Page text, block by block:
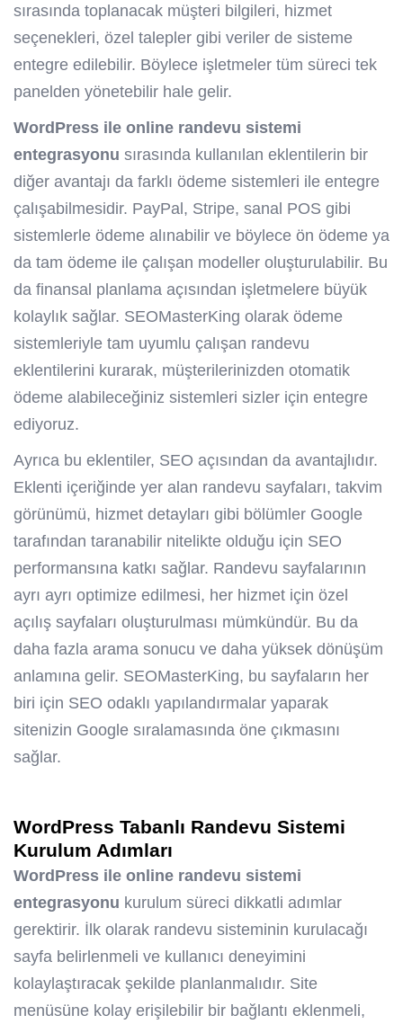
sırasında toplanacak müşteri bilgileri, hizmet
seçenekleri, özel talepler gibi veriler de sisteme
entegre edilebilir. Böylece işletmeler tüm süreci tek
panelden yönetebilir hale gelir.
WordPress ile online randevu sistemi
entegrasyonu sırasında kullanılan eklentilerin bir
diğer avantajı da farklı ödeme sistemleri ile entegre
çalışabilmesidir. PayPal, Stripe, sanal POS gibi
sistemlerle ödeme alınabilir ve böylece ön ödeme ya
da tam ödeme ile çalışan modeller oluşturulabilir. Bu
da finansal planlama açısından işletmelere büyük
kolaylık sağlar. SEOMasterKing olarak ödeme
sistemleriyle tam uyumlu çalışan randevu
eklentilerini kurarak, müşterilerinizden otomatik
ödeme alabileceğiniz sistemleri sizler için entegre
ediyoruz.
Ayrıca bu eklentiler, SEO açısından da avantajlıdır.
Eklenti içeriğinde yer alan randevu sayfaları, takvim
görünümü, hizmet detayları gibi bölümler Google
tarafından taranabilir nitelikte olduğu için SEO
performansına katkı sağlar. Randevu sayfalarının
ayrı ayrı optimize edilmesi, her hizmet için özel
açılış sayfaları oluşturulması mümkündür. Bu da
daha fazla arama sonucu ve daha yüksek dönüşüm
anlamına gelir. SEOMasterKing, bu sayfaların her
biri için SEO odaklı yapılandırmalar yaparak
sitenizin Google sıralamasında öne çıkmasını
sağlar.
WordPress Tabanlı Randevu Sistemi
Kurulum Adımları
WordPress ile online randevu sistemi
entegrasyonu kurulum süreci dikkatli adımlar
gerektirir. İlk olarak randevu sisteminin kurulacağı
sayfa belirlenmeli ve kullanıcı deneyimini
kolaylaştıracak şekilde planlanmalıdır. Site
menüsüne kolay erişilebilir bir bağlantı eklenmeli,